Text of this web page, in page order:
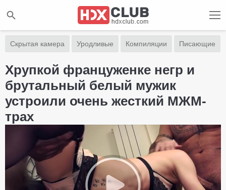
Скрытая камера Уродливые Компиляции Писающие
Хрупкой француженке негр и
брутальный белый мужик
устроили очень жесткий МЖМ-
трах